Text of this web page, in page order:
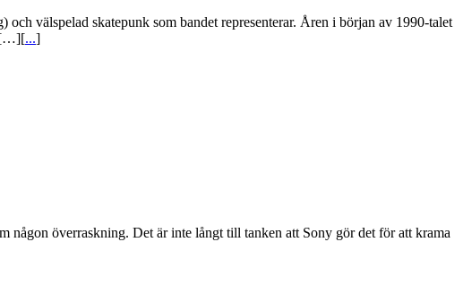
välspelad skatepunk som bandet representerar. Åren i början av 1990-talet
[…][...]
någon överraskning. Det är inte långt till tanken att Sony gör det för att krama